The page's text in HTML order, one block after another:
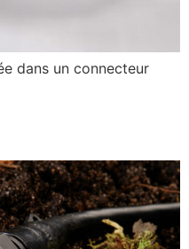
dans un connecteur